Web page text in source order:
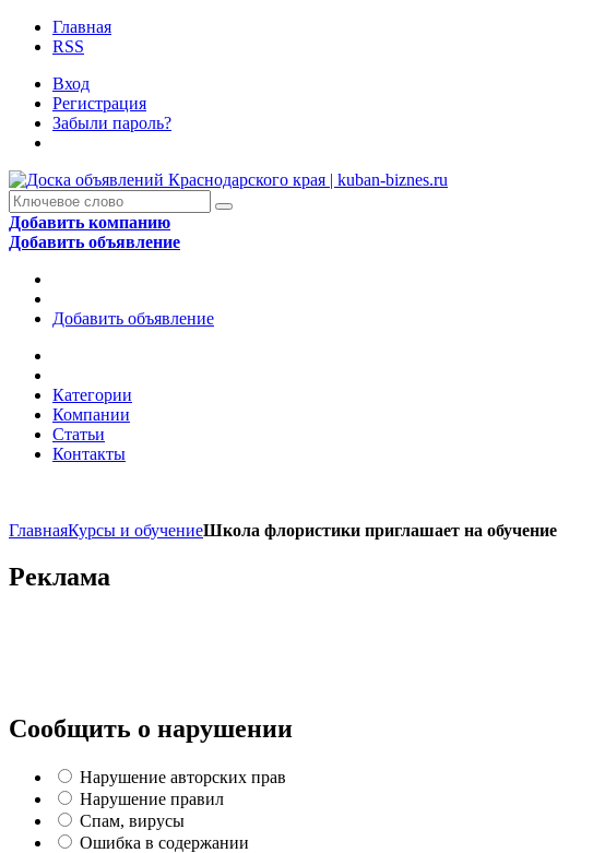
Главная
RSS
Вход
Регистрация
Забыли пароль?
Добавить компанию
Добавить объявление
Добавить объявление
Категории
Компании
Статьи
Контакты
ГлавнаяКурсы и обучениеШкола флористики приглашает на обучение
Реклама
Сообщить о нарушении
Нарушение авторских прав
Нарушение правил
Спам, вирусы
Ошибка в содержании